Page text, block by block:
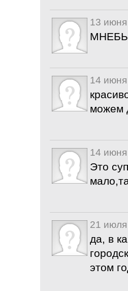
13
14
можем
14
Это
21
да, в
этом